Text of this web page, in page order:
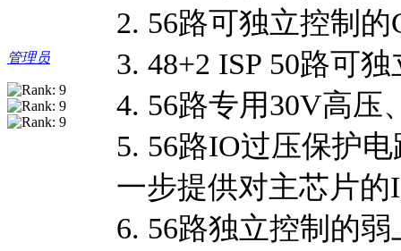
管理员
2. 56路可独立控制的
3. 48+2 ISP 50路可
4. 56路专用30V高压
5. 56路IO过压保护
一步提供对主芯片的
6. 56路独立控制的